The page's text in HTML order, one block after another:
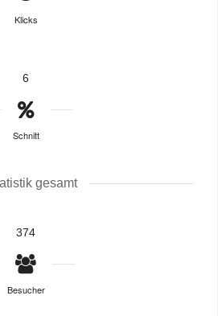
Klicks
6
Schnitt
gesamt
374
Besucher